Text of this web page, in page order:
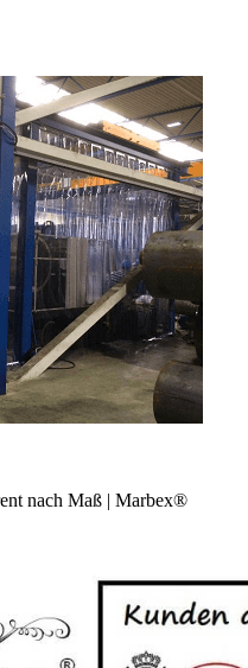
nach Maß | Marbex®